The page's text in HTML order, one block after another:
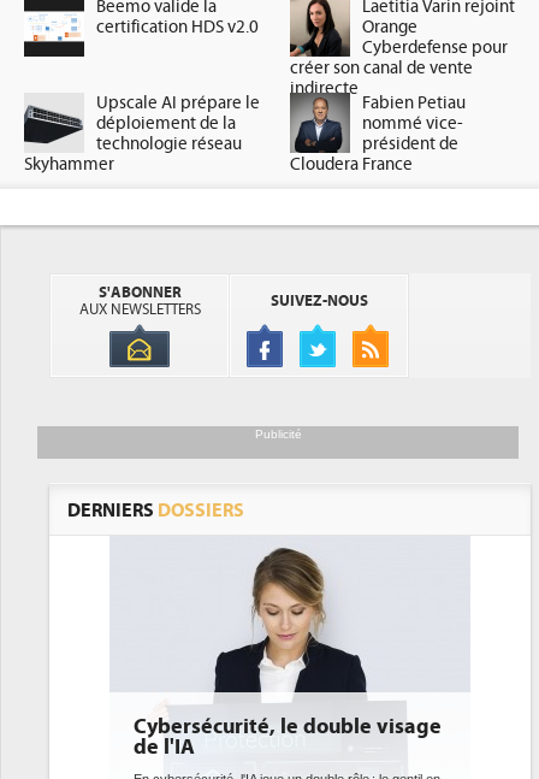
Beemo valide la
certification HDS v2.0
Laetitia Varin rejoint
Orange
Cyberdefense pour
créer son canal de vente
indirecte
Upscale AI prépare le
déploiement de la
technologie réseau
Skyhammer
Fabien Petiau
nommé vice-
président de
Cloudera France
S'ABONNER
AUX NEWSLETTERS
SUIVEZ-NOUS
Publicité
DERNIERS DOSSIERS
le double visage
DEE: l'efficacité énergétique
bientôt une obligation pour
datacenters